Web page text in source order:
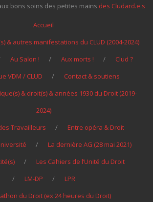
bons soins des petites mains des Cludard.e.s
Accueil
& autres manifestations du CLUD (2004-2024)
Au Salon ! Aux morts !
Clud ?
VDM / CLUD
Contact & soutiens
& droit(s) & années 1930 du Droit (2019-
2024)
Travailleurs
Entre opéra & Droit
La dernière AG (28 mai 2021)
Les Cahiers de l’Unité du Droit
LM-DP
LPR
du Droit (ex 24 heures du Droit)